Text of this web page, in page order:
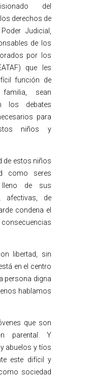
del
derechos de
Judicial,
de los
por los
que les
función de
sean
los debates
para
niños y
de estos niños
como seres
lleno de sus
afectivas, de
condena el
consecuencias
libertad, sin
en el centro
persona digna
hablamos
que son
parental. Y
abuelos y tíos
este difícil y
sociedad